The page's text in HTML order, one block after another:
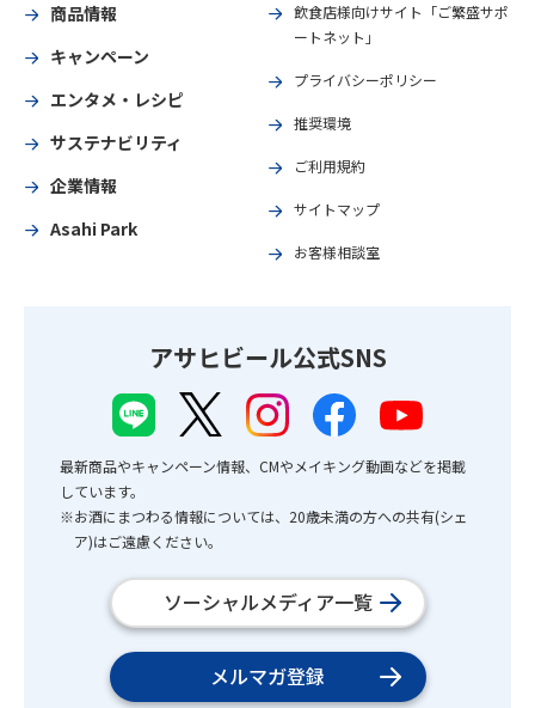
商品情報
キャンペーン
エンタメ・レシピ
サステナビリティ
企業情報
Asahi Park
飲食店様向けサイト「ご繁盛サポ
ートネット」
プライバシーポリシー
推奨環境
ご利用規約
サイトマップ
お客様相談室
アサヒビール公式SNS
最新商品やキャンペーン情報、CMやメイキング動画などを掲載
しています。
※お酒にまつわる情報については、20歳未満の方への共有(シェ
ア)はご遠慮ください。
ソーシャルメディア一覧
メルマガ登録